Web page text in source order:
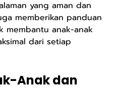
yang aman dan
memberikan panduan
membantu anak-anak
dari setiap
Anak dan